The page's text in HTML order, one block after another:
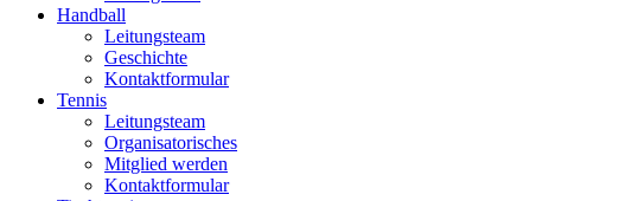
Handball
Leitungsteam
Geschichte
Kontaktformular
Tennis
Leitungsteam
Organisatorisches
Mitglied werden
Kontaktformular